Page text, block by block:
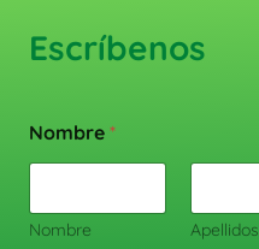
Escríbenos
Nombre *
Nombre Apellidos